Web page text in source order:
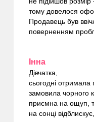
тому довелося
Продавець був
поверненням
Інна
Дівчатка,
сьогодні отримала
замовила чорного
приємна на ощуп,
на сонці